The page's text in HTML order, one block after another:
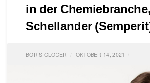
in der
Schellander
BORIS GLOGER OKTOBER 14, 2021